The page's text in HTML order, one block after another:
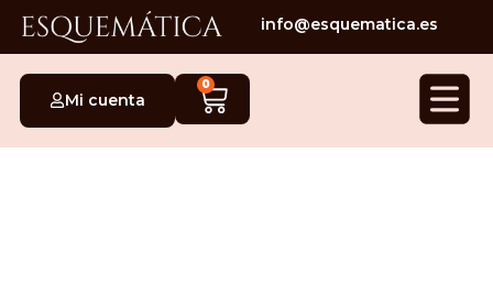
info@esquematica.es
Mi cuenta
0